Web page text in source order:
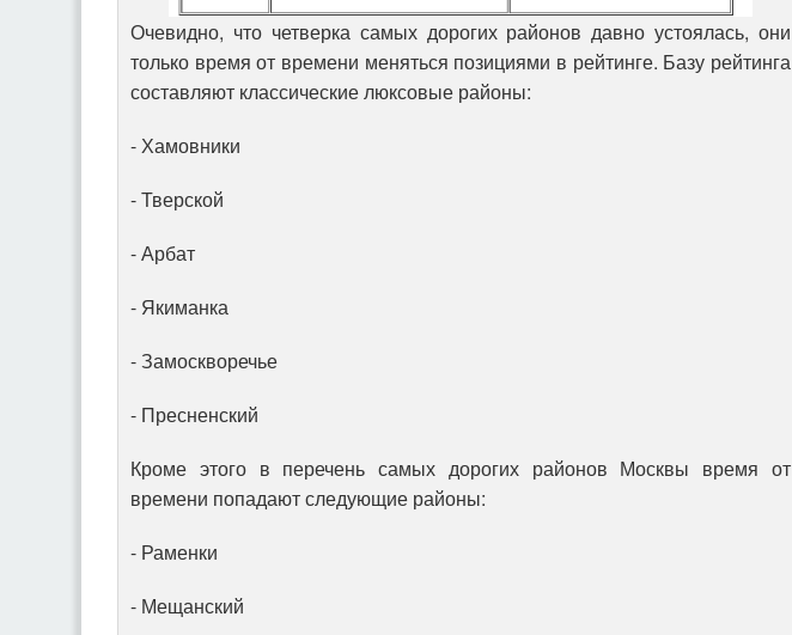
Очевидно, что четверка самых дорогих районов давно устоялась, они
только время от времени меняться позициями в рейтинге. Базу рейтинга
составляют классические люксовые районы:
- Хамовники
- Тверской
- Арбат
- Якиманка
- Замоскворечье
- Пресненский
Кроме этого в перечень самых дорогих районов Москвы время от
времени попадают следующие районы:
- Раменки
- Мещанский